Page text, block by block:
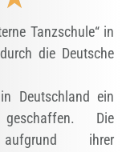
Tanzschule“ in
die Deutsche
Deutschland ein
geschaffen. Die
aufgrund ihrer